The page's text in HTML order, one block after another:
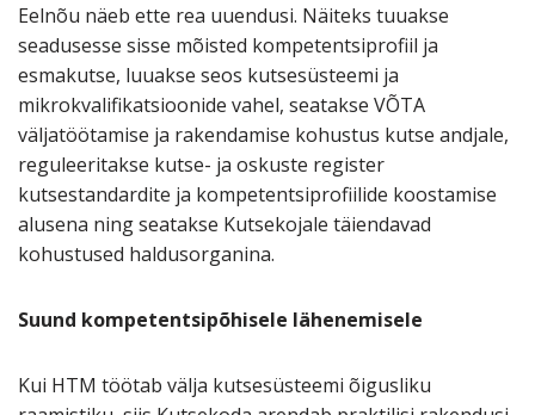
Eelnõu näeb ette rea uuendusi. Näiteks tuuakse
seadusesse sisse mõisted kompetentsiprofiil ja
esmakutse, luuakse seos kutsesüsteemi ja
mikrokvalifikatsioonide vahel, seatakse VÕTA
väljatöötamise ja rakendamise kohustus kutse andjale,
reguleeritakse kutse- ja oskuste register
kutsestandardite ja kompetentsiprofiilide koostamise
alusena ning seatakse Kutsekojale täiendavad
kohustused haldusorganina.
Suund kompetentsipõhisele lähenemisele
Kui HTM töötab välja kutsesüsteemi õigusliku